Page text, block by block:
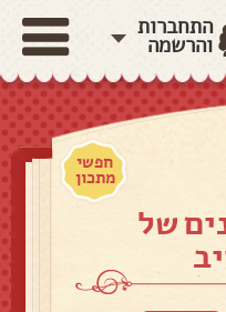
התחברות
והרשמה
חפשי
מתכון
של